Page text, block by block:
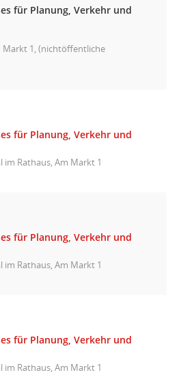
für Planung, Verkehr und
Markt 1, (nichtöffentliche
für Planung, Verkehr und
im Rathaus, Am Markt 1
für Planung, Verkehr und
im Rathaus, Am Markt 1
für Planung, Verkehr und
im Rathaus, Am Markt 1